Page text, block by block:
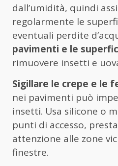
dall’umidità, quindi
regolarmente le
eventuali perdite
pavimenti e le
rimuovere insetti e
Sigillare le crepe e le
nei pavimenti può
insetti. Usa silicone o
punti di accesso,
attenzione alle zone
finestre.